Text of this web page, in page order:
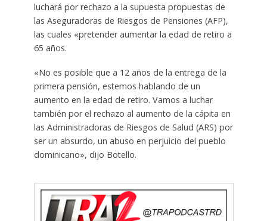
luchará por rechazo a la supuesta propuestas de
las Aseguradoras de Riesgos de Pensiones (AFP),
las cuales «pretender aumentar la edad de retiro a
65 años.
«No es posible que a 12 años de la entrega de la
primera pensión, estemos hablando de un
aumento en la edad de retiro. Vamos a luchar
también por el rechazo al aumento de la cápita en
las Administradoras de Riesgos de Salud (ARS) por
ser un absurdo, un abuso en perjuicio del pueblo
dominicano», dijo Botello.